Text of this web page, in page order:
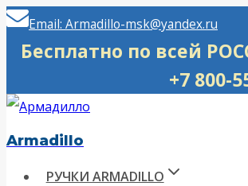
Перейти
Email: Armadillo-msk@yandex.ru
Бесплатно по
+7 800-
Armadillo
РУЧКИ ARMADILLO